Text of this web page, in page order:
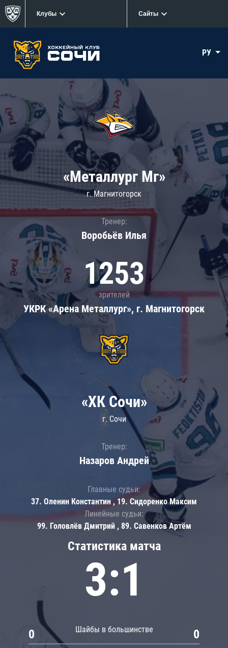
Клубы Сайты
РУ
«Металлург Мг»
г. Магнитогорск
Тренер:
Воробьёв Илья
1253
зрителей
УКРК «Арена Металлург», г. Магнитогорск
Статистика матча
3:1
Шайбы в большинстве
0 0
«ХК Сочи»
г. Сочи
Тренер:
Назаров Андрей
Главные судьи:
37. Оленин Константин , 19. Сидоренко Максим
Линейные судьи:
99. Головлёв Дмитрий , 89. Савенков Артём